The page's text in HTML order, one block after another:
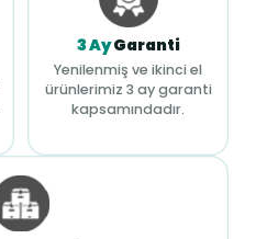
3 AyGaranti
Yenilenmiş ve ikinci el
ürünlerimiz 3 ay garanti
kapsamındadır.